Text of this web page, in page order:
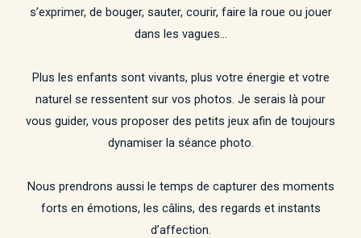
s’exprimer, de bouger, sauter, courir, faire la roue ou jouer
dans les vagues…
Plus les enfants sont vivants, plus votre énergie et votre
naturel se ressentent sur vos photos. Je serais là pour
vous guider, vous proposer des petits jeux afin de toujours
dynamiser la séance photo.
Nous prendrons aussi le temps de capturer des moments
forts en émotions, les câlins, des regards et instants
d’affection.